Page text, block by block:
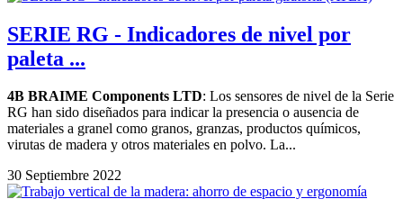
SERIE RG - Indicadores de nivel por
paleta ...
4B BRAIME Components LTD: Los sensores de nivel de la Serie
RG han sido diseñados para indicar la presencia o ausencia de
materiales a granel como granos, granzas, productos químicos,
virutas de madera y otros materiales en polvo. La...
30 Septiembre 2022